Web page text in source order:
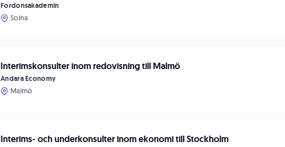
Fordonsakademin
Solna
Interimskonsulter inom redovisning till Malmö
Andara Economy
Malmö
Interims- och underkonsulter inom ekonomi till Stockholm